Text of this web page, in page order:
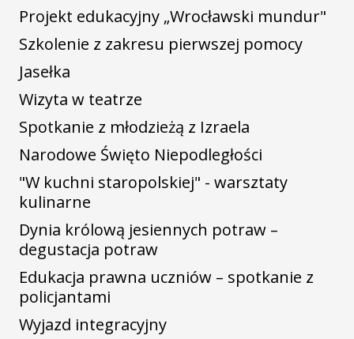
Projekt edukacyjny „Wrocławski mundur"
Szkolenie z zakresu pierwszej pomocy
Jasełka
Wizyta w teatrze
Spotkanie z młodzieżą z Izraela
Narodowe Święto Niepodległości
"W kuchni staropolskiej" - warsztaty
kulinarne
Dynia królową jesiennych potraw –
degustacja potraw
Edukacja prawna uczniów – spotkanie z
policjantami
Wyjazd integracyjny